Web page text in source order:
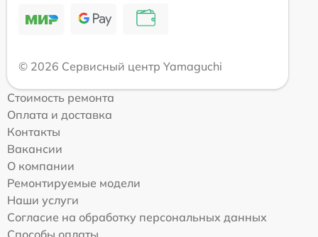
© 2026 Сервисный центр Yamaguchi
Стоимость ремонта
Оплата и доставка
Контакты
Вакансии
О компании
Ремонтируемые модели
Наши услуги
Согласие на обработку персональных данных
Способы оплаты